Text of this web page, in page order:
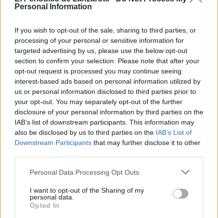
Personal Information
If you wish to opt-out of the sale, sharing to third parties, or
processing of your personal or sensitive information for
targeted advertising by us, please use the below opt-out
section to confirm your selection. Please note that after your
opt-out request is processed you may continue seeing
interest-based ads based on personal information utilized by
us or personal information disclosed to third parties prior to
your opt-out. You may separately opt-out of the further
disclosure of your personal information by third parties on the
IAB’s list of downstream participants. This information may
also be disclosed by us to third parties on the IAB’s List of
Downstream Participants that may further disclose it to other
Personal Data Processing Opt Outs
I want to opt-out of the Sharing of my
personal data.
Opted In
nunca antes, que los habíamos bajado,
consiguiendo los mayores hitos y
logros. ¿Cómo? Con un verdadero
modo canario de negociar las cosas,
de entender que había que buscar
acuerdos frente a la bronca que otros
siempre tienen y persiguen".
"Esta semana que termina en el
Congreso de los Diputados, la derecha
fue capaz, junto a la ultraderecha, de
tumbar un decreto en el que había una
subida de las pensiones, mejoras
sociales, ayuda para la DANA en
Valencia, ayuda para los palmeros y
Gobierno. Pero lo que estaban
sociedad, a los más desfavorecidos, a
los que más precisan. Y eso no es la
política, y lo digo con claridad. ¿Cómo